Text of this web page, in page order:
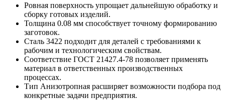
Ровная поверхность упрощает дальнейшую обработку и
сборку готовых изделий.
Толщина 0.08 мм способствует точному формированию
заготовок.
Сталь 3422 подходит для деталей с требованиями к
рабочим и технологическим свойствам.
Соответствие ГОСТ 21427.4-78 позволяет применять
материал в ответственных производственных
процессах.
Тип Анизотропная расширяет возможности подбора под
конкретные задачи предприятия.